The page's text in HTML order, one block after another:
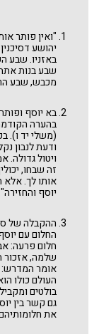
"ואין פותר
יהושע
באזניו. שבע
שבע בנות
מכבש, שבע
בא יוסף
בהערה
(משלי יד ו).
ודעת לנבון
ויטול גדולה.
זה שבחו,
אותו לך. אלא
יוסף
ההקבלה של
החלום עם
חלום פרעה:
שלמה, אזכור
אומר המדרש:
העולם כולו
בולטים
גם קשר בין
את